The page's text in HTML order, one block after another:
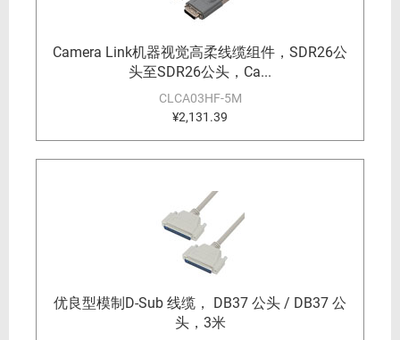
Camera Link机器视觉高柔线缆组件，SDR26公
头至SDR26公头，Ca...
CLCA03HF-5M
¥2,131.39
优良型模制D-Sub 线缆， DB37 公头 / DB37 公
头，3米